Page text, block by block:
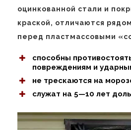
оцинкованной стали и
краской, отличаются
перед пластмассовыми
способны
повреждениям и
не трескаются на
служат на 5—10 лет